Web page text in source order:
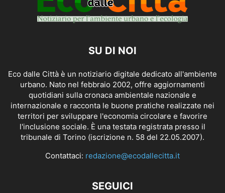
SU DI NOI
Eco dalle Città è un notiziario digitale dedicato all'ambiente
urbano. Nato nel febbraio 2002, offre aggiornamenti
quotidiani sulla cronaca ambientale nazionale e
internazionale e racconta le buone pratiche realizzate nei
territori per sviluppare l'economia circolare e favorire
l'inclusione sociale. È una testata registrata presso il
tribunale di Torino (iscrizione n. 58 del 22.05.2007).
Contattaci: redazione@ecodallecitta.it
SEGUICI